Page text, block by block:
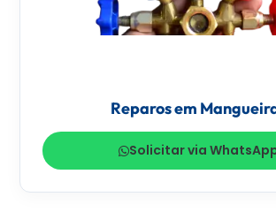
Reparos em
Solicitar via